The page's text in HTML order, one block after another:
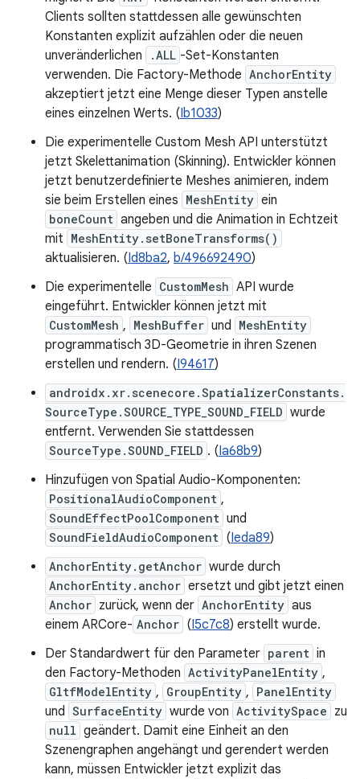
Clients sollten stattdessen alle gewünschten
Konstanten explizit aufzählen oder die neuen
unveränderlichen
.ALL -Set-Konstanten
verwenden. Die Factory-Methode AnchorEntity
akzeptiert jetzt eine Menge dieser Typen anstelle
eines einzelnen Werts. (Ib1033)
Die experimentelle Custom Mesh API unterstützt
jetzt Skelettanimation (Skinning). Entwickler können
jetzt benutzerdefinierte Meshes animieren, indem
sie beim Erstellen eines MeshEntity ein
boneCount angeben und die Animation in Echtzeit
mit MeshEntity.setBoneTransforms()
aktualisieren. (Id8ba2, b/496692490)
Die experimentelle CustomMesh API wurde
eingeführt. Entwickler können jetzt mit
CustomMesh , MeshBuffer und MeshEntity
programmatisch 3D-Geometrie in ihren Szenen
erstellen und rendern. (I94617)
androidx.xr.scenecore.SpatializerConstants.
SourceType.SOURCE_TYPE_SOUND_FIELD wurde
entfernt. Verwenden Sie stattdessen
SourceType.SOUND_FIELD . (Ia68b9)
Hinzufügen von Spatial Audio-Komponenten:
PositionalAudioComponent ,
SoundEffectPoolComponent und
SoundFieldAudioComponent (Ieda89)
AnchorEntity.getAnchor wurde durch
AnchorEntity.anchor ersetzt und gibt jetzt einen
Anchor zurück, wenn der AnchorEntity aus
einem ARCore- Anchor (I5c7c8) erstellt wurde.
Der Standardwert für den Parameter parent in
den Factory-Methoden ActivityPanelEntity ,
GltfModelEntity , GroupEntity , PanelEntity
und SurfaceEntity wurde von ActivitySpace zu
null geändert. Damit eine Einheit an den
Szenengraphen angehängt und gerendert werden
kann, müssen Entwickler jetzt explizit das